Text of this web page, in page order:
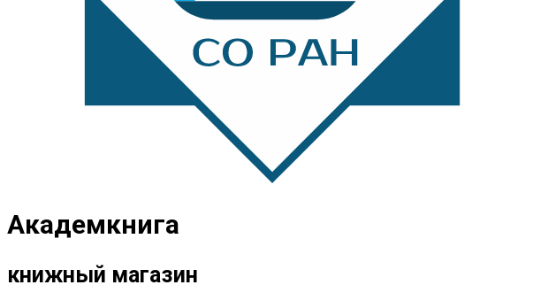
Академкнига
книжный магазин